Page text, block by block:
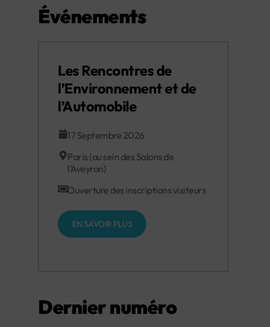
Événements
Les Rencontres de
l’Environnement et de
l’Automobile
17 Septembre 2026
Paris (au sein des Salons de
l’Aveyron)
Ouverture des inscriptions visiteurs
EN SAVOIR PLUS
Dernier numéro